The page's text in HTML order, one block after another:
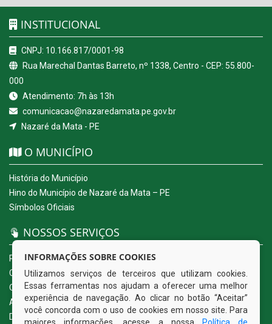
INSTITUCIONAL
CNPJ: 10.166.817/0001-98
Rua Marechal Dantas Barreto, nº 1338, Centro - CEP: 55.800-
000
Atendimento: 7h às 13h
comunicacao@nazaredamata.pe.gov.br
Nazaré da Mata - PE
O MUNICÍPIO
História do Município
Hino do Município de Nazaré da Mata – PE
Símbolos Oficiais
NOSSOS SERVIÇOS
Portal da Transparência
Carta de Serviços ao Usuário
Ouvidoria Eletrônica
Acesso a Informação (eSIC)
Diário Oficial
INFORMAÇÕES SOBRE COOKIES
Utilizamos serviços de terceiros que utilizam cookies.
Essas ferramentas nos ajudam a oferecer uma melhor
experiência de navegação. Ao clicar no botão “Aceitar”
você concorda com o uso de cookies em nosso site. Para